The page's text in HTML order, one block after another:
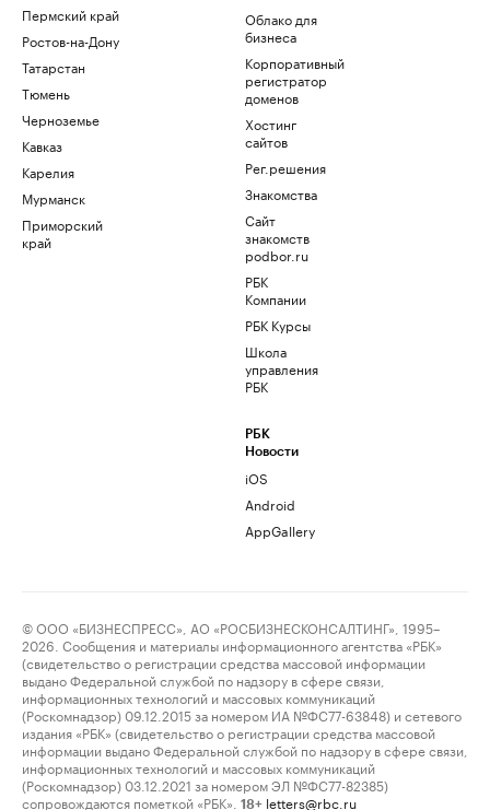
Пермский край
Ростов-на-Дону
Татарстан
Тюмень
Черноземье
Кавказ
Карелия
Мурманск
Приморский
край
Облако для
бизнеса
Корпоративный
регистратор
доменов
Хостинг
сайтов
Рег.решения
Знакомства
Сайт
знакомств
podbor.ru
РБК
Компании
РБК Курсы
Школа
управления
РБК
РБК
Новости
iOS
Android
AppGallery
© ООО «БИЗНЕСПРЕСС», АО «РОСБИЗНЕСКОНСАЛТИНГ», 1995–
2026. Сообщения и материалы информационного агентства «РБК»
(свидетельство о регистрации средства массовой информации
выдано Федеральной службой по надзору в сфере связи,
информационных технологий и массовых коммуникаций
(Роскомнадзор) 09.12.2015 за номером ИА №ФС77-63848) и сетевого
издания «РБК» (свидетельство о регистрации средства массовой
информации выдано Федеральной службой по надзору в сфере связи,
информационных технологий и массовых коммуникаций
(Роскомнадзор) 03.12.2021 за номером ЭЛ №ФС77-82385)
сопровождаются пометкой «РБК».
18+ letters@rbc.ru